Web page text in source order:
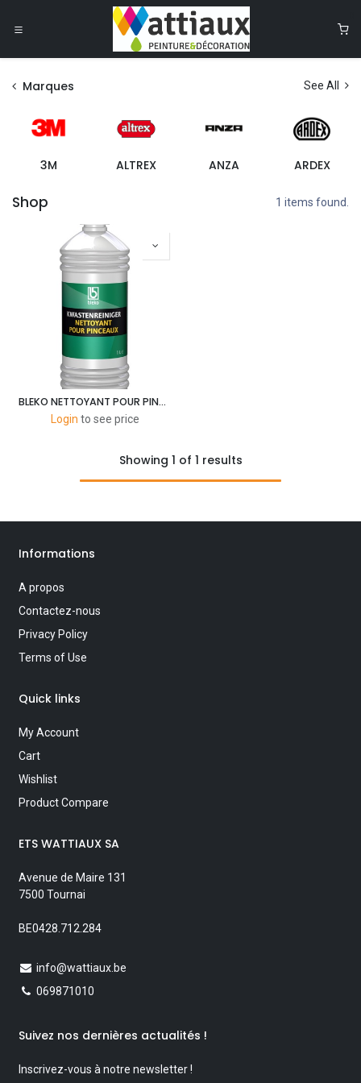
Se rendre au contenu
Marques See All
3M ALTREX ANZA ARDEX
Shop 1 items found.
BLEKO NETTOYANT POUR PINCEAU 1L
Login to see price
Showing 1 of 1 results
Informations
A propos
Contactez-nous
Privacy Policy
Terms of Use
Quick links
My Account
Cart
Wishlist
Product Compare
ETS WATTIAUX SA
Avenue de Maire 131
7500 Tournai
BE0428.712.284
info@wattiaux.be
069871010
Suivez nos dernières actualités !
Inscrivez-vous à notre newsletter !